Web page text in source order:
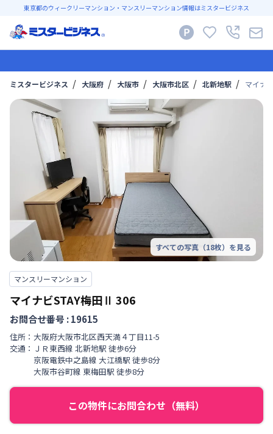
東京都のウィークリーマンション・マンスリーマンション情報はミスタービジネス
ミスタービジネス 大阪府 大阪市 大阪市北区 北新地駅 マイナ
すべての写真（18枚）を見る
マンスリーマンション
マイナビSTAY梅田Ⅱ 306
お問合せ番号 :19615
住所： 大阪府大阪市北区西天満４丁目11-5
交通： ＪＲ東西線 北新地駅 徒歩6分
京阪電鉄中之島線 大江橋駅 徒歩8分
大阪市谷町線 東梅田駅 徒歩8分
この物件にお問合わせ（無料）